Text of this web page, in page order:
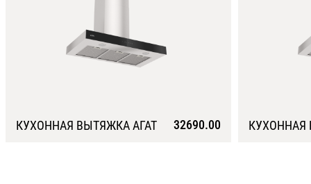
КУХОННАЯ ВЫТЯЖКА АГАТ 32690.00 КУХОННАЯ